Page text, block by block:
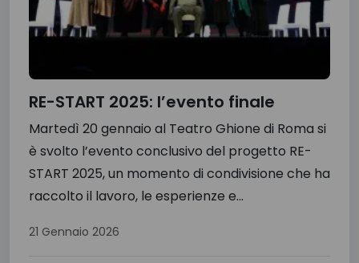
RE-START 2025: l’evento finale
Martedì 20 gennaio al Teatro Ghione di Roma si
è svolto l’evento conclusivo del progetto RE-
START 2025, un momento di condivisione che ha
raccolto il lavoro, le esperienze e...
21 Gennaio 2026